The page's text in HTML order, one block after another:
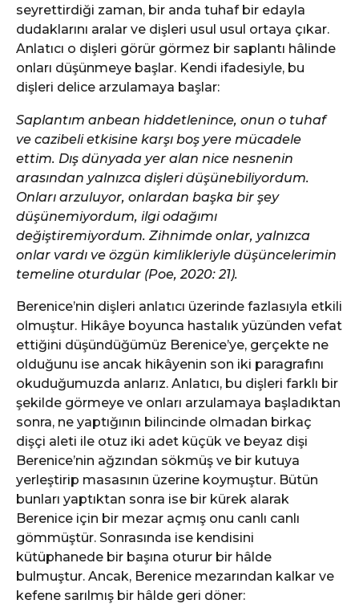
seyrettirdiği zaman, bir anda tuhaf bir edayla
dudaklarını aralar ve dişleri usul usul ortaya çıkar.
Anlatıcı o dişleri görür görmez bir saplantı hâlinde
onları düşünmeye başlar. Kendi ifadesiyle, bu
dişleri delice arzulamaya başlar:
Saplantım anbean hiddetlenince, onun o tuhaf
ve cazibeli etkisine karşı boş yere mücadele
ettim. Dış dünyada yer alan nice nesnenin
arasından yalnızca dişleri düşünebiliyordum.
Onları arzuluyor, onlardan başka bir şey
düşünemiyordum, ilgi odağımı
değiştiremiyordum. Zihnimde onlar, yalnızca
onlar vardı ve özgün kimlikleriyle düşüncelerimin
temeline oturdular (Poe, 2020: 21).
Berenice’nin dişleri anlatıcı üzerinde fazlasıyla etkili
olmuştur. Hikâye boyunca hastalık yüzünden vefat
ettiğini düşündüğümüz Berenice’ye, gerçekte ne
olduğunu ise ancak hikâyenin son iki paragrafını
okuduğumuzda anlarız. Anlatıcı, bu dişleri farklı bir
şekilde görmeye ve onları arzulamaya başladıktan
sonra, ne yaptığının bilincinde olmadan birkaç
dişçi aleti ile otuz iki adet küçük ve beyaz dişi
Berenice’nin ağzından sökmüş ve bir kutuya
yerleştirip masasının üzerine koymuştur. Bütün
bunları yaptıktan sonra ise bir kürek alarak
Berenice için bir mezar açmış onu canlı canlı
gömmüştür. Sonrasında ise kendisini
kütüphanede bir başına oturur bir hâlde
bulmuştur. Ancak, Berenice mezarından kalkar ve
kefene sarılmış bir hâlde geri döner: